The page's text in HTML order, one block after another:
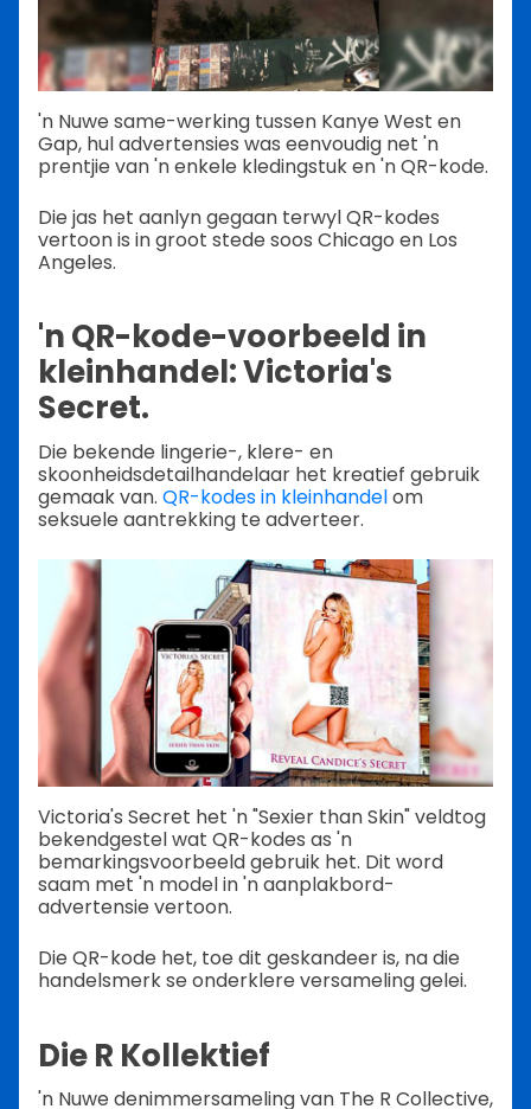
'n Nuwe same-werking tussen Kanye West en
Gap, hul advertensies was eenvoudig net 'n
prentjie van 'n enkele kledingstuk en 'n QR-kode.
Die jas het aanlyn gegaan terwyl QR-kodes
vertoon is in groot stede soos Chicago en Los
Angeles.
'n QR-kode-voorbeeld in
kleinhandel: Victoria's
Secret.
Die bekende lingerie-, klere- en
skoonheidsdetailhandelaar het kreatief gebruik
gemaak van. QR-kodes in kleinhandelom
seksuele aantrekking te adverteer.
Victoria's Secret het 'n "Sexier than Skin" veldtog
bekendgestel wat QR-kodes as 'n
bemarkingsvoorbeeld gebruik het. Dit word
saam met 'n model in 'n aanplakbord-
advertensie vertoon.
Die QR-kode het, toe dit geskandeer is, na die
handelsmerk se onderklere versameling gelei.
Die R Kollektief
'n Nuwe denimmersameling van The R Collective,